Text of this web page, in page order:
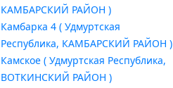
КАМБАРСКИЙ РАЙОН )
Камбарка 4 ( Удмуртская
Республика, КАМБАРСКИЙ РАЙОН )
Камское ( Удмуртская Республика,
ВОТКИНСКИЙ РАЙОН )